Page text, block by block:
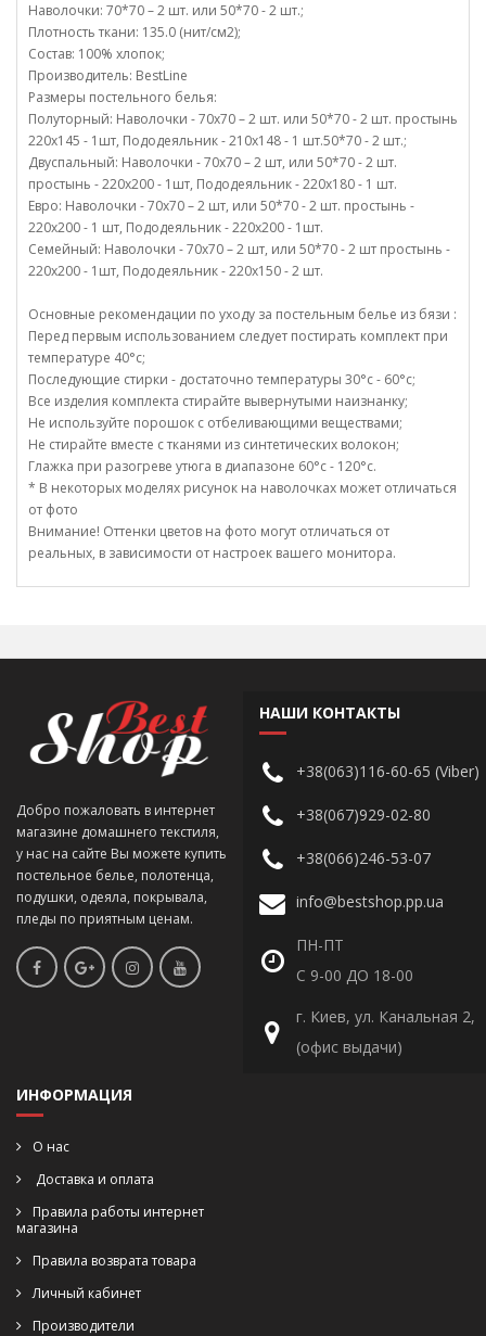
Наволочки: 70*70 – 2 шт. или 50*70 - 2 шт.;
Плотность ткани: 135.0 (нит/см2);
Состав: 100% хлопок;
Производитель: BestLine
Размеры постельного белья:
Полуторный: Наволочки - 70х70 – 2 шт. или 50*70 - 2 шт. простынь
220х145 - 1шт, Пододеяльник - 210х148 - 1 шт.50*70 - 2 шт.;
Двуспальный: Наволочки - 70х70 – 2 шт, или 50*70 - 2 шт.
простынь - 220х200 - 1шт, Пододеяльник - 220х180 - 1 шт.
Евро: Наволочки - 70х70 – 2 шт, или 50*70 - 2 шт. простынь -
220х200 - 1 шт, Пододеяльник - 220х200 - 1шт.
Семейный: Наволочки - 70х70 – 2 шт, или 50*70 - 2 шт простынь -
220х200 - 1шт, Пододеяльник - 220х150 - 2 шт.
Основные рекомендации по уходу за постельным белье из бязи :
Перед первым использованием следует постирать комплект при
температуре 40°c;
Последующие стирки - достаточно температуры 30°c - 60°c;
Все изделия комплекта стирайте вывернутыми наизнанку;
Не используйте порошок с отбеливающими веществами;
Не стирайте вместе с тканями из синтетических волокон;
Глажка при разогреве утюга в диапазоне 60°c - 120°c.
* В некоторых моделях рисунок на наволочках может отличаться
от фото
Внимание! Оттенки цветов на фото могут отличаться от
реальных, в зависимости от настроек вашего монитора.
Добро пожаловать в интернет
магазине домашнего текстиля,
у нас на сайте Вы можете купить
постельное белье, полотенца,
подушки, одеяла, покрывала,
пледы по приятным ценам.
НАШИ КОНТАКТЫ
+38(063)116-60-65 (Viber)
+38(067)929-02-80
+38(066)246-53-07
info@bestshop.pp.ua
ПН-ПТ
С 9-00 ДО 18-00
г. Киев, ул. Канальная 2,
(офис выдачи)
ИНФОРМАЦИЯ
О нас
Доставка и оплата
Правила работы интернет
магазина
Правила возврата товара
Личный кабинет
Производители